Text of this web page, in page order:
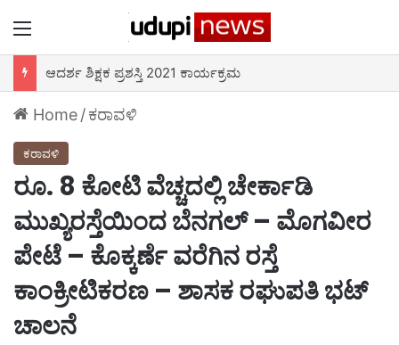
ಆದರ್ಶ ಶಿಕ್ಷಕ ಪ್ರಶಸ್ತಿ 2021 ಕಾರ್ಯಕ್ರಮ
Home/ಕರಾವಳಿ
ಕರಾವಳಿ
ರೂ. 8 ಕೋಟಿ ವೆಚ್ಚದಲ್ಲಿ ಚೇರ್ಕಾಡಿ
ಮುಖ್ಯರಸ್ತೆಯಿಂದ ಬೆನಗಲ್ – ಮೊಗವೀರ
ಪೇಟೆ – ಕೊಕ್ಕರ್ಣೆ ವರೆಗಿನ ರಸ್ತೆ
ಕಾಂಕ್ರೀಟಿಕರಣ – ಶಾಸಕ ರಘುಪತಿ ಭಟ್
ಚಾಲನೆ